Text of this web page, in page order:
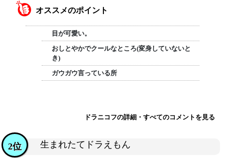
オススメのポイント
目が可愛い。
おしとやかでクールなところ(変身していないと
き)
ガウガウ言っている所
ドラニコフの詳細・すべてのコメントを見る
生まれたてドラえもん
2位